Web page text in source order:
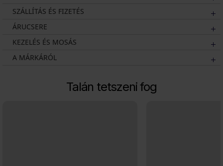
SZÁLLÍTÁS ÉS FIZETÉS
ÁRUCSERE
KEZELÉS ÉS MOSÁS
A MÁRKÁRÓL
Talán tetszeni fog